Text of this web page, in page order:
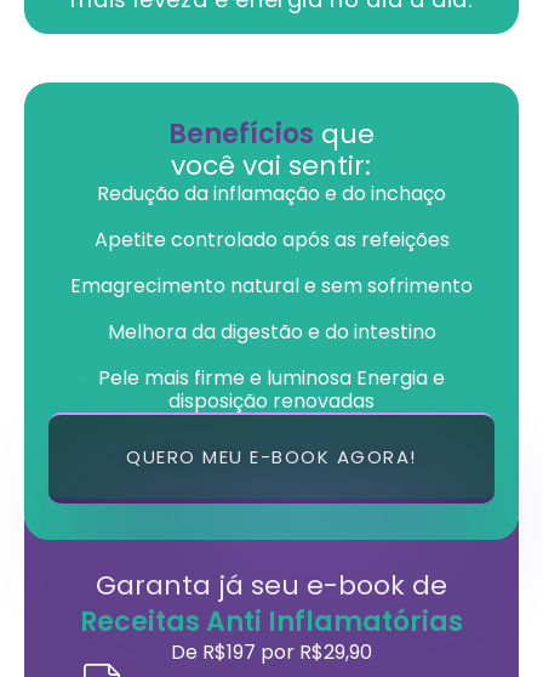
Benefícios que
você vai sentir:
Redução da inflamação e do inchaço
Apetite controlado após as refeições
Emagrecimento natural e sem sofrimento
Melhora da digestão e do intestino
Pele mais firme e luminosa Energia e
disposição renovadas
QUERO MEU E-BOOK AGORA!
Garanta já seu e-book de
Receitas Anti Inflamatórias
De R$197 por R$29,90